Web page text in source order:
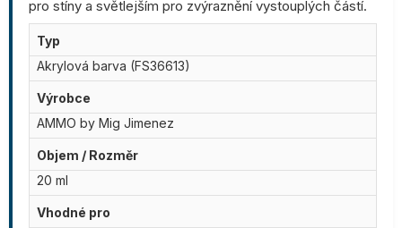
pro stíny a světlejším pro zvýraznění vystouplých částí.
Typ
Akrylová barva (FS36613)
Výrobce
AMMO by Mig Jimenez
Objem / Rozměr
20 ml
Vhodné pro